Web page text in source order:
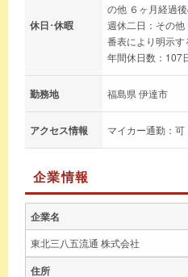
休日･休暇
の他 ６ヶ月経過
週休二日：その
番表により明示す
年間休日数：107
勤務地 福島県 伊達市
アクセス情報 マイカー通勤：可
企業情報
企業名
東北三八五流通 株式会社
住所